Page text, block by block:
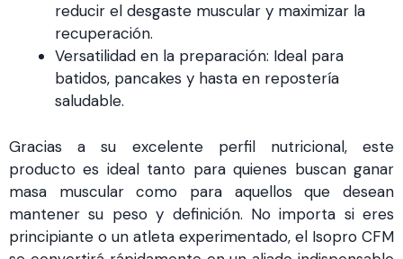
reducir el desgaste muscular y maximizar la
recuperación.
Versatilidad en la preparación: Ideal para
batidos, pancakes y hasta en repostería
saludable.
Gracias a su excelente perfil nutricional, este
producto es ideal tanto para quienes buscan ganar
masa muscular como para aquellos que desean
mantener su peso y definición. No importa si eres
principiante o un atleta experimentado, el Isopro CFM